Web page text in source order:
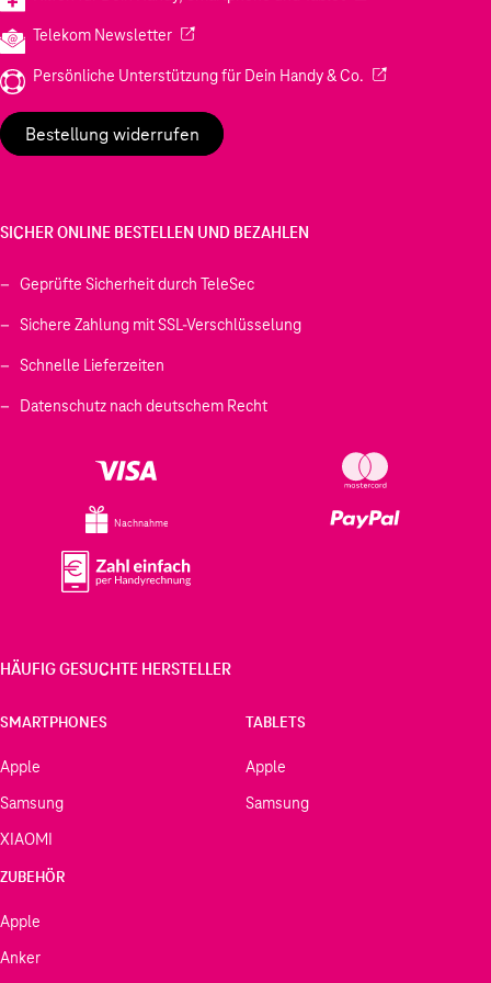
16GB interner Speicher, erweiterbar auf bis zu 16TB,
deine Geräte mit selbstlernender KI aus und ermöglicht
mühelose Kontrolle über Gruppeneinstellungen, wobei
deine privaten Aufnahmen sicher in deinen Händen
Kompatibel mit Apple Home, Alexa und Google
Telekom Newsletter(Wird in einem neuen Tab geöffnet)
Persönliche Unterstützung für Dein Handy & Co. (Wird in einem
Bestellung widerrufen
SICHER ONLINE BESTELLEN UND BEZAHLEN
Geprüfte Sicherheit durch TeleSec
Sichere Zahlung mit SSL-Verschlüsselung
Schnelle Lieferzeiten
Datenschutz nach deutschem Recht
Nachnahme
HÄUFIG GESUCHTE HERSTELLER
SMARTPHONES
Apple
Samsung
XIAOMI
TABLETS
Apple
Samsung
ZUBEHÖR
Apple
Anker